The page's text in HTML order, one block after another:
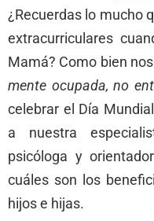
¿Recuerdas lo mucho
extracurriculares
Mamá? Como bien
mente ocupada, no
celebrar el Día
a nuestra
psicóloga y
cuáles son los
hijos e hijas.